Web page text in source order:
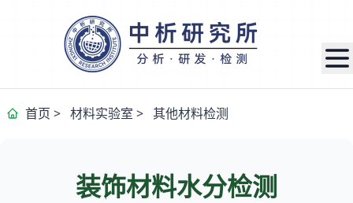
首页 > 材料实验室 > 其他材料检测
装饰材料水分检测